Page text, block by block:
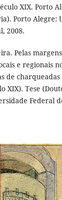
XIX. Porto
Porto Alegre:
2008.
Pelas
e regionais
de charqueadas
XIX). Tese
Federal